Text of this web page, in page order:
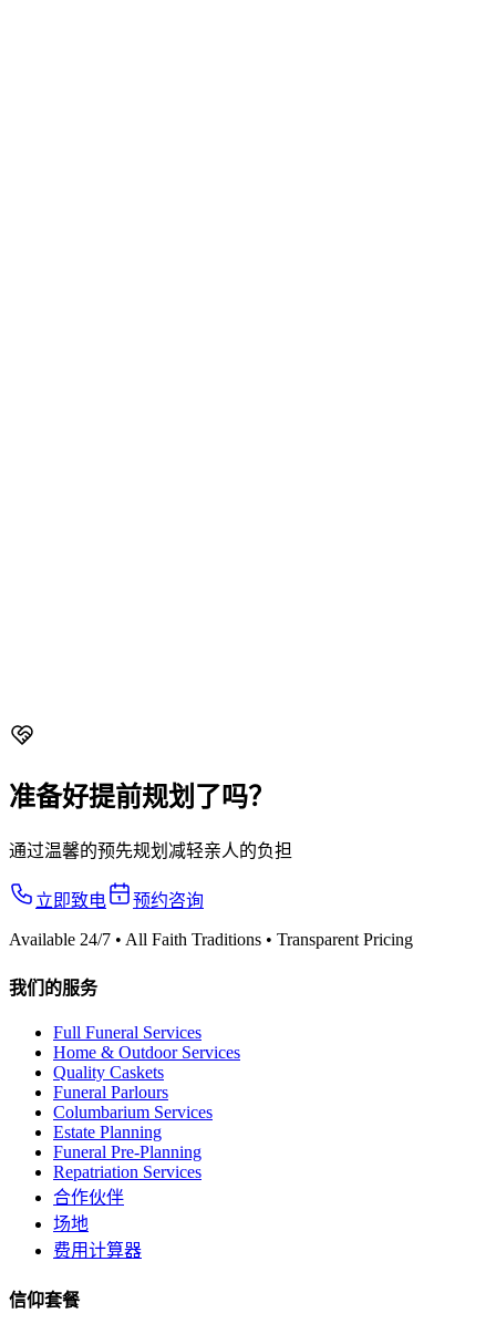
准备好提前规划了吗？
通过温馨的预先规划减轻亲人的负担
立即致电 预约咨询
Available 24/7 • All Faith Traditions • Transparent Pricing
我们的服务
Full Funeral Services
Home & Outdoor Services
Quality Caskets
Funeral Parlours
Columbarium Services
Estate Planning
Funeral Pre-Planning
Repatriation Services
合作伙伴
场地
费用计算器
信仰套餐